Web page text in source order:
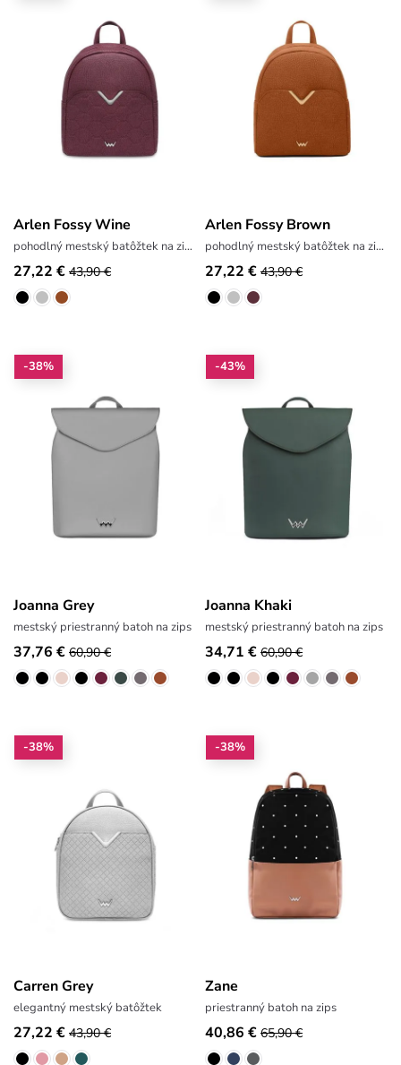
Arlen Fossy Wine
pohodlný mestský batôžtek na zips
27,22 € 43,90 €
Arlen Fossy Brown
pohodlný mestský batôžtek na zips
27,22 € 43,90 €
-38%
Joanna Grey
mestský priestranný batoh na zips
37,76 € 60,90 €
-43%
Joanna Khaki
mestský priestranný batoh na zips
34,71 € 60,90 €
-38%
Carren Grey
elegantný mestský batôžtek
27,22 € 43,90 €
-38%
Zane
priestranný batoh na zips
40,86 € 65,90 €